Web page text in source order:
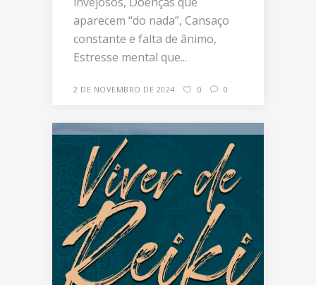
aparecem “do nada”, Cansaço
constante e falta de ânimo,
Estresse mental que...
2 DE NOVEMBRO DE 2024 0 0